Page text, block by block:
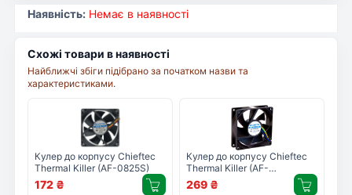
Наявність: Немає в наявності
Схожі товари в наявності
Найближчі збіги підібрано за початком назви та
характеристиками.
Кулер до корпусу Chieftec
Thermal Killer (AF-0825S)
172 ₴
Кулер до корпусу Chieftec
Thermal Killer (AF-
0825PWM)
269 ₴